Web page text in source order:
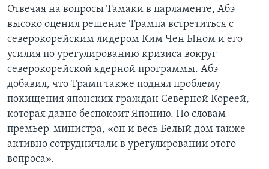
Отвечая на вопросы Тамаки в парламенте, Абэ
высоко оценил решение Трампа встретиться с
северокорейским лидером Ким Чен Ыном и его
усилия по урегулированию кризиса вокруг
северокорейской ядерной программы. Абэ
добавил, что Трамп также поднял проблему
похищения японских граждан Северной Кореей,
которая давно беспокоит Японию. По словам
премьер-министра, «он и весь Белый дом также
активно сотрудничали в урегулировании этого
вопроса».